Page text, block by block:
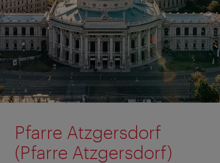
Pfarre Atzgersdorf
(Pfarre Atzgersdorf)